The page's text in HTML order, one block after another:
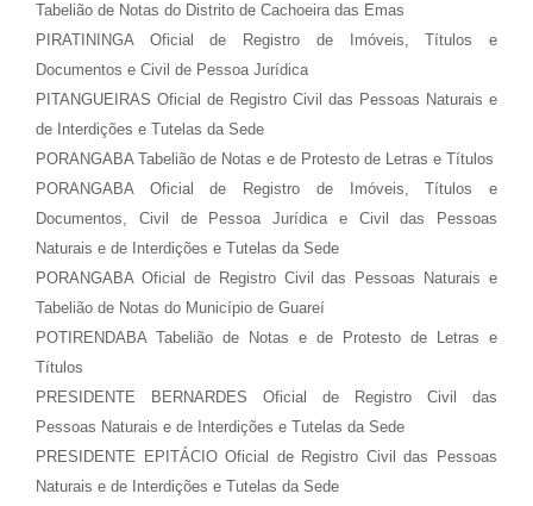
Tabelião de Notas do Distrito de Cachoeira das Emas
PIRATININGA Oficial de Registro de Imóveis, Títulos e
Documentos e Civil de Pessoa Jurídica
PITANGUEIRAS Oficial de Registro Civil das Pessoas Naturais e
de Interdições e Tutelas da Sede
PORANGABA Tabelião de Notas e de Protesto de Letras e Títulos
PORANGABA Oficial de Registro de Imóveis, Títulos e
Documentos, Civil de Pessoa Jurídica e Civil das Pessoas
Naturais e de Interdições e Tutelas da Sede
PORANGABA Oficial de Registro Civil das Pessoas Naturais e
Tabelião de Notas do Município de Guareí
POTIRENDABA Tabelião de Notas e de Protesto de Letras e
Títulos
PRESIDENTE BERNARDES Oficial de Registro Civil das
Pessoas Naturais e de Interdições e Tutelas da Sede
PRESIDENTE EPITÁCIO Oficial de Registro Civil das Pessoas
Naturais e de Interdições e Tutelas da Sede